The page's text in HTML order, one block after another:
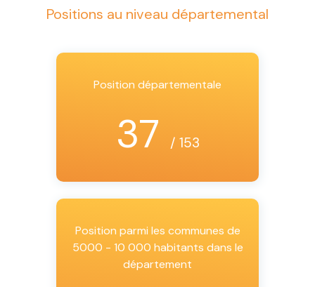
Positions au niveau départemental
Position départementale
37 / 153
Position parmi les communes de
5000 - 10 000 habitants dans le
département